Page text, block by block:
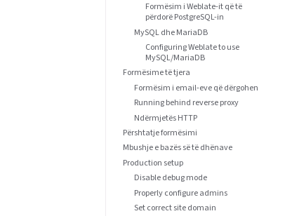
Formësim i Weblate-it që të
përdorë PostgreSQL-in
MySQL dhe MariaDB
Configuring Weblate to use
MySQL/MariaDB
Formësime të tjera
Formësim i email-eve që dërgohen
Running behind reverse proxy
Ndërmjetës HTTP
Përshtatje formësimi
Mbushje e bazës së të dhënave
Production setup
Disable debug mode
Properly configure admins
Set correct site domain